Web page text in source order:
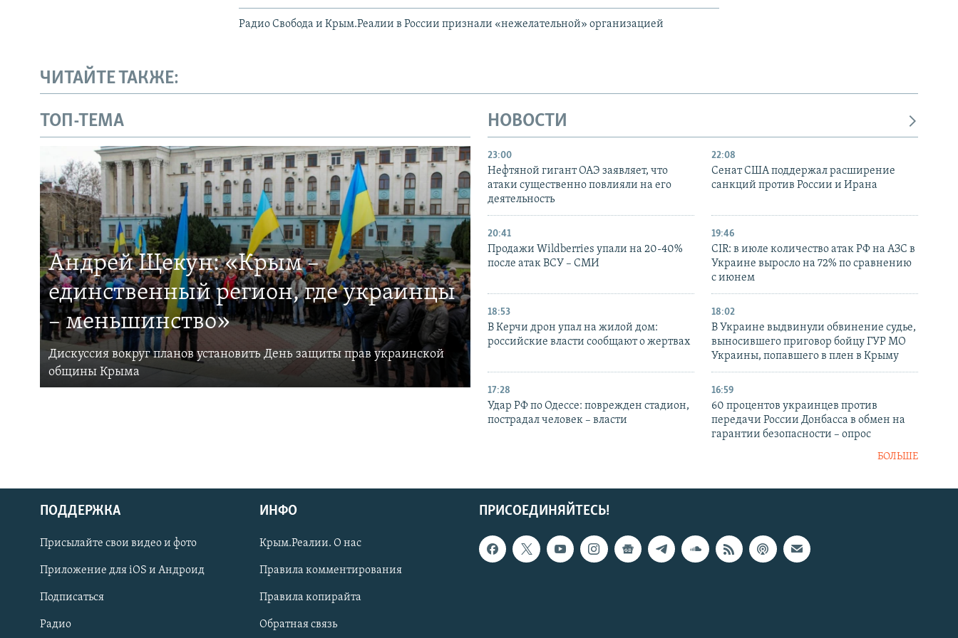
Українською
Qırımtatar
ПРИСОЕДИНЯЙТЕСЬ!
Радио Свобода и Крым.Реалии в России признали «нежелательной» организацией
ЧИТАЙТЕ ТАКЖЕ:
ТОП-ТЕМА
Андрей Щекун: «Крым –
единственный регион, где украинцы
– меньшинство»
Дискуссия вокруг планов установить День защиты прав украинской
общины Крыма
НОВОСТИ
23:00
Нефтяной гигант ОАЭ заявляет, что
атаки существенно повлияли на его
деятельность
22:08
Сенат США поддержал расширение
санкций против России и Ирана
20:41
Продажи Wildberries упали на 20-40%
после атак ВСУ – СМИ
19:46
CIR: в июле количество атак РФ на АЗС в
Украине выросло на 72% по сравнению
с июнем
18:53
В Керчи дрон упал на жилой дом:
российские власти сообщают о жертвах
18:02
В Украине выдвинули обвинение судье,
выносившего приговор бойцу ГУР МО
Украины, попавшего в плен в Крыму
17:28
Удар РФ по Одессе: поврежден стадион,
пострадал человек – власти
16:59
60 процентов украинцев против
передачи России Донбасса в обмен на
гарантии безопасности – опрос
БОЛЬШЕ
ПРИСОЕДИНЯЙТЕСЬ!
ПОДДЕРЖКА
Присылайте свои видео и фото
Приложение для iOS и Андроид
Подписаться
Радио
ИНФО
Крым.Реалии. О нас
Правила комментирования
Правила копирайта
Обратная связь